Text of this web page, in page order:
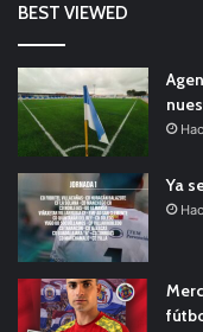
BEST VIEWED
Ya